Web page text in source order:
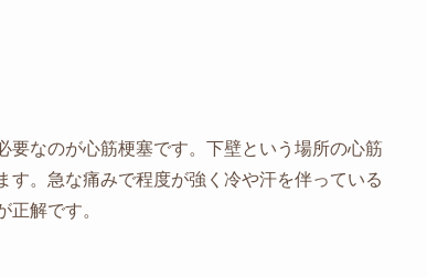
要なのが心筋梗塞です。下壁という場所の心筋
。急な痛みで程度が強く冷や汗を伴っている
正解です。